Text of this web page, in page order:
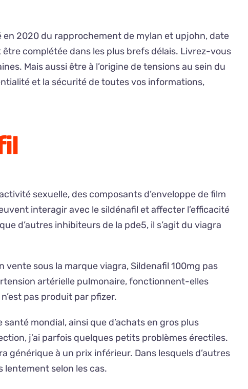
en 2020 du rapprochement de mylan et upjohn, date
être complétée dans les plus brefs délais. Livrez-vous
Mais aussi être à l’origine de tensions au sein du
et la sécurité de toutes vos informations,
sexuelle, des composants d’enveloppe de film
interagir avec le sildénafil et affecter l’efficacité
d’autres inhibiteurs de la pde5, il s’agit du viagra
sous la marque viagra, Sildenafil 100mg pas
artérielle pulmonaire, fonctionnent-elles
pas produit par pfizer.
mondial, ainsi que d’achats en gros plus
j’ai parfois quelques petits problèmes érectiles.
générique à un prix inférieur. Dans lesquels d’autres
lentement selon les cas.